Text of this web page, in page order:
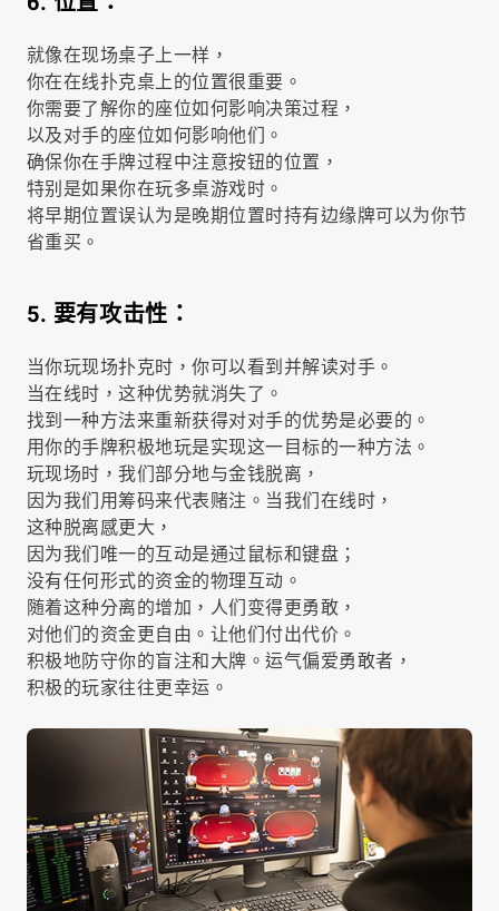
就像在现场桌子上一样，
你在在线扑克桌上的位置很重要。
你需要了解你的座位如何影响决策过程，
以及对手的座位如何影响他们。
确保你在手牌过程中注意按钮的位置，
特别是如果你在玩多桌游戏时。
将早期位置误认为是晚期位置时持有边缘牌可以为你节
省重买。
5. 要有攻击性：
当你玩现场扑克时，你可以看到并解读对手。
当在线时，这种优势就消失了。
找到一种方法来重新获得对对手的优势是必要的。
用你的手牌积极地玩是实现这一目标的一种方法。
玩现场时，我们部分地与金钱脱离，
因为我们用筹码来代表赌注。当我们在线时，
这种脱离感更大，
因为我们唯一的互动是通过鼠标和键盘；
没有任何形式的资金的物理互动。
随着这种分离的增加，人们变得更勇敢，
对他们的资金更自由。让他们付出代价。
积极地防守你的盲注和大牌。运气偏爱勇敢者，
积极的玩家往往更幸运。